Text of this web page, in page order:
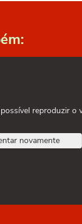
reproduzir o
novamente